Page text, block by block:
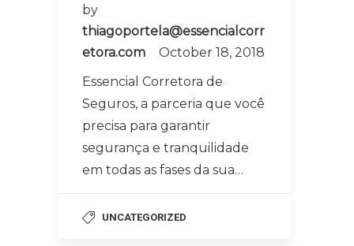
by
thiagoportela@essencialcorr
etora.com
October 18, 2018
Essencial Corretora de
Seguros, a parceria que você
precisa para garantir
segurança e tranquilidade
em todas as fases da sua…
UNCATEGORIZED